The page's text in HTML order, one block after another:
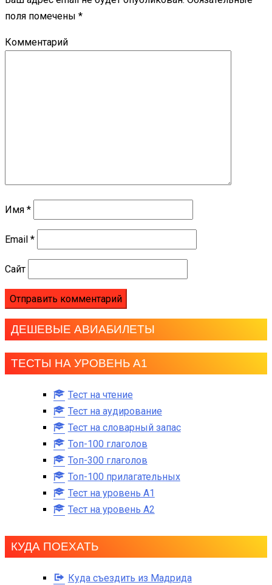
поля помечены *
Комментарий
Имя *
Email *
Сайт
ДЕШЕВЫЕ АВИАБИЛЕТЫ
ТЕСТЫ НА УРОВЕНЬ А1
Тест на чтение
Тест на аудирование
Тест на словарный запас
Топ-100 глаголов
Топ-300 глаголов
Топ-100 прилагательных
Тест на уровень A1
Тест на уровень A2
КУДА ПОЕХАТЬ
Куда съездить из Мадрида